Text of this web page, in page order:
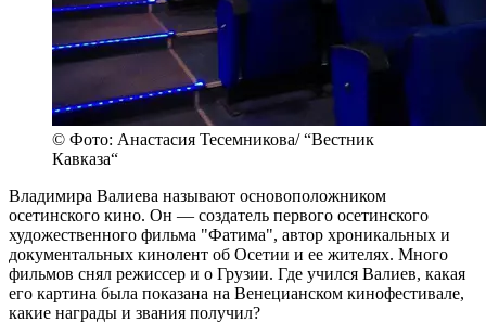
© Фото: Анастасия Тесемникова/ “Вестник
Кавказа“
Владимира Валиева называют основоположником
осетинского кино. Он — создатель первого осетинского
художественного фильма "Фатима", автор хроникальных и
документальных кинолент об Осетии и ее жителях. Много
фильмов снял режиссер и о Грузии. Где учился Валиев, какая
его картина была показана на Венецианском кинофестивале,
какие награды и звания получил?